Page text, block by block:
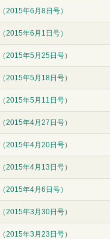
年6月8日号）
年6月1日号）
年5月25日号）
年5月18日号）
年5月11日号）
年4月27日号）
年4月20日号）
年4月13日号）
年4月6日号）
年3月30日号）
年3月23日号）